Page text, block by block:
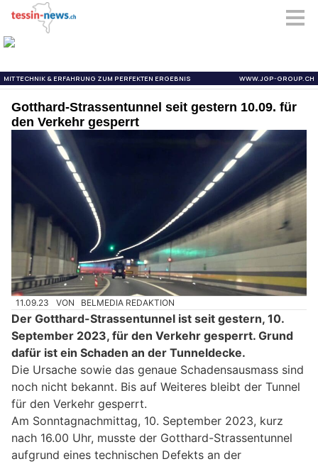
Gotthard-Strassentunnel seit gestern 10.09. für
den Verkehr gesperrt
11.09.23 VON BELMEDIA REDAKTION
Der Gotthard-Strassentunnel ist seit gestern, 10.
September 2023, für den Verkehr gesperrt. Grund
dafür ist ein Schaden an der Tunneldecke.
Die Ursache sowie das genaue Schadensausmass sind
noch nicht bekannt. Bis auf Weiteres bleibt der Tunnel
für den Verkehr gesperrt.
Am Sonntagnachmittag, 10. September 2023, kurz
nach 16.00 Uhr, musste der Gotthard-Strassentunnel
aufgrund eines technischen Defekts an der